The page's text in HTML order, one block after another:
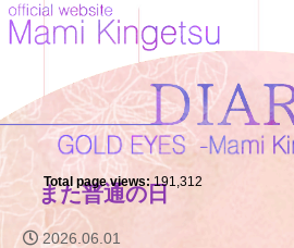
Total page views:191,312
また普通の日
2026.06.01